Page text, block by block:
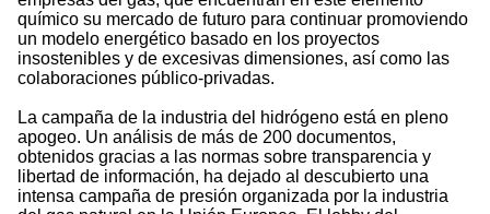
químico su mercado de futuro para continuar promoviendo
un modelo energético basado en los proyectos
insostenibles y de excesivas dimensiones, así como las
colaboraciones público-privadas.
La campaña de la industria del hidrógeno está en pleno
apogeo. Un análisis de más de 200 documentos,
obtenidos gracias a las normas sobre transparencia y
libertad de información, ha dejado al descubierto una
intensa campaña de presión organizada por la industria